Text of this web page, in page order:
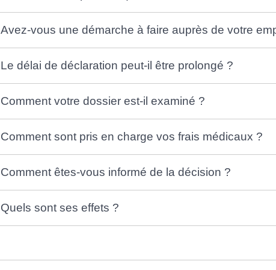
Avez-vous une démarche à faire auprès de votre
Le délai de déclaration peut-il être prolongé ?
Comment votre dossier est-il examiné ?
Comment sont pris en charge vos frais médicaux ?
Comment êtes-vous informé de la décision ?
Quels sont ses effets ?